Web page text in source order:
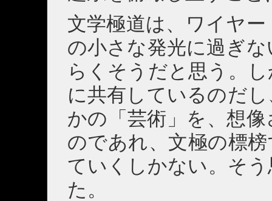
文学極道は、ワイヤ
の小さな発光に過ぎ
らくそうだと思う。
に共有しているのだ
かの「芸術」を、想
のであれ、文極の標
ていくしかない。そ
た。